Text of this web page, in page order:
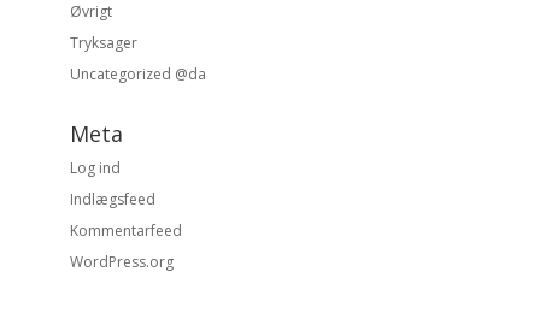
Øvrigt
Tryksager
Uncategorized @da
Meta
Log ind
Indlægsfeed
Kommentarfeed
WordPress.org